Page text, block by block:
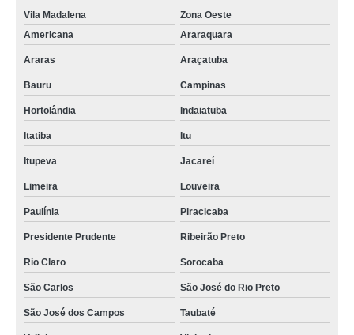
Vila Madalena
Zona Oeste
Americana
Araraquara
Araras Araçatuba
Bauru Campinas
Hortolândia Indaiatuba
Itatiba Itu
Itupeva Jacareí
Limeira Louveira
Paulínia Piracicaba
Presidente Prudente Ribeirão Preto
Rio Claro Sorocaba
São Carlos São José do Rio Preto
São José dos Campos Taubaté